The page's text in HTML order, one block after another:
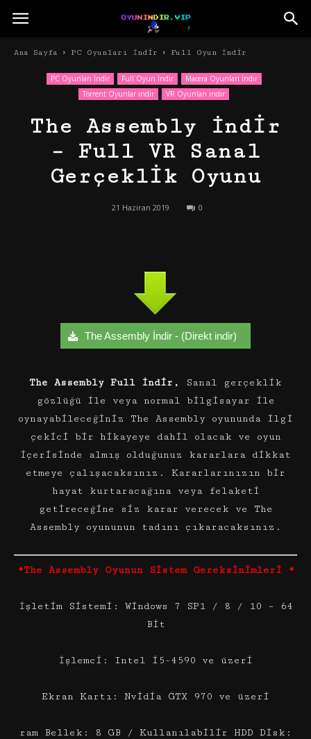
Ana Sayfa PC Oyunları İndir Full Oyun İndir
PC Oyunları İndir Full Oyun İndir
Macera Oyunları İndir
Torrent Oyunlar indir
VR Oyunları indir
The Assembly İndir
– Full VR Sanal
Gerçeklik Oyunu
21 Haziran 2019 0
The Assembly İndir - (Direkt indir)
The Assembly Full İndir,
Sanal gerçeklik
gözlüğü ile veya normal bilgisayar ile
oynayabileceğiniz The Assembly oyununda ilgi
çekici bir hikayeye dahil olacak ve oyun
içerisinde almış olduğunuz kararlara dikkat
etmeye çalışacaksınız. Kararlarınızın bir
hayat kurtaracağına veya felaketi
getireceğine siz karar verecek ve The
Assembly oyununun tadını çıkaracaksınız.
*The Assembly Oyunun Sistem Gereksinimleri *
İşletim Sistemi: Windows 7 SP1 / 8 / 10 – 64
Bit
İşlemci: Intel i5-4590 ve üzeri
Ekran Kartı: Nvidia GTX 970 ve üzeri
ram Bellek: 8 GB / Kullanılabilir HDD Disk: